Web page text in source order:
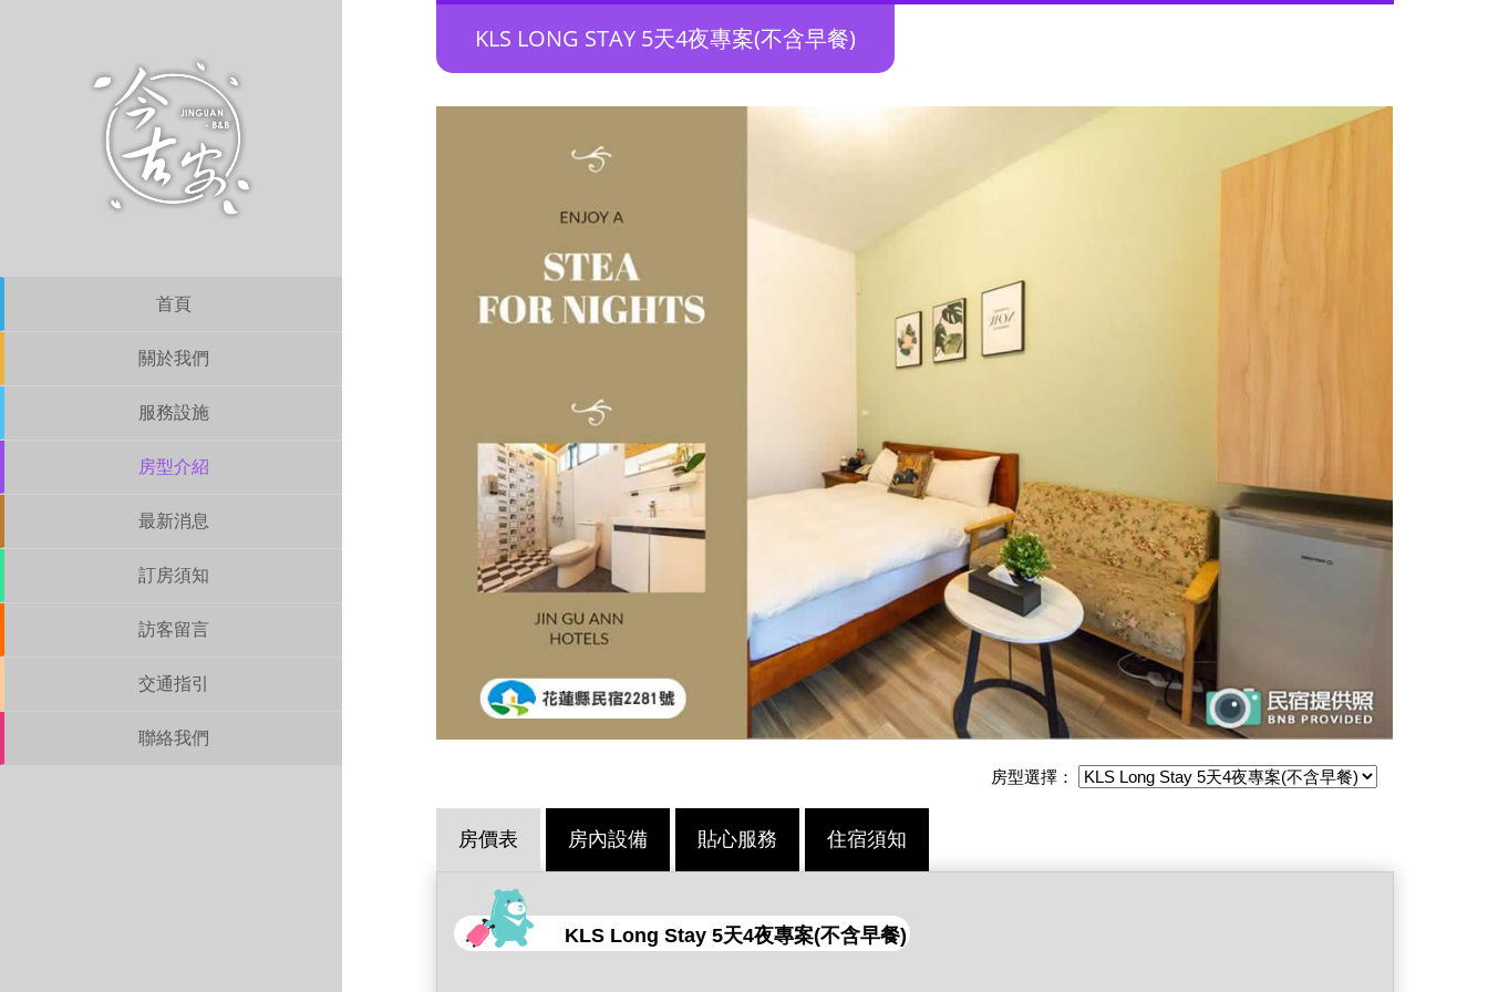
首頁
關於我們
服務設施
房型介紹
最新消息
訂房須知
訪客留言
交通指引
聯絡我們
KLS LONG STAY 5天4夜專案(不含早餐)
房型選擇：
房價表 房內設備 貼心服務 住宿須知
KLS Long Stay 5天4夜專案(不含早餐)